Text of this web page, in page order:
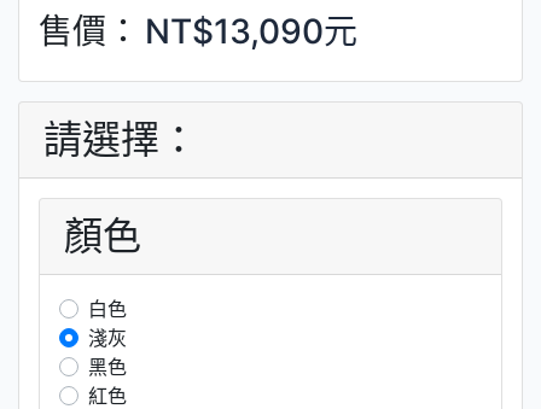
售價： NT$13,090元
請選擇：
顏色
白色
淺灰
黑色
紅色